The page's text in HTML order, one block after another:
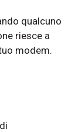
qualcuno
riesce a
modem.